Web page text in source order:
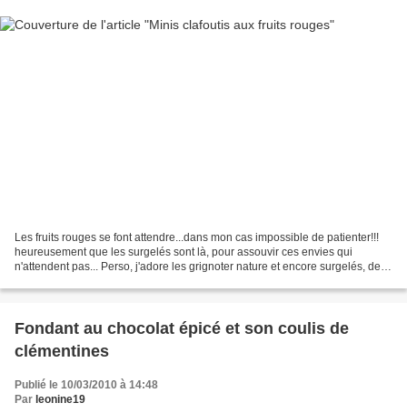
Les fruits rouges se font attendre...dans mon cas impossible de patienter!!!
heureusement que les surgelés sont là, pour assouvir ces envies qui
n'attendent pas... Perso, j'adore les grignoter nature et encore surgelés, de
Fondant au chocolat épicé et son coulis de
clémentines
Publié le 10/03/2010 à 14:48
Par leonine19